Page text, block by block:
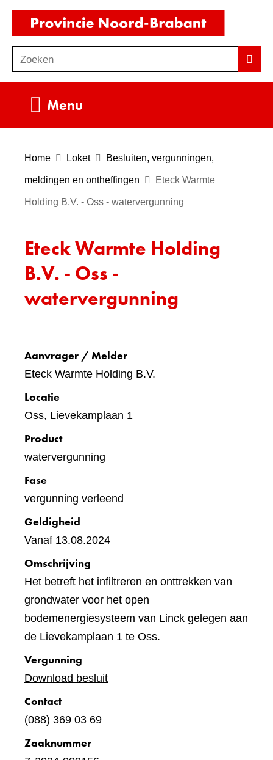
Ga
de
inhoud
o
e
Zoeken
Menu
Home Loket Besluiten, vergunningen,
meldingen en ontheffingen Eteck Warmte
Holding B.V. - Oss - watervergunning
Eteck Warmte Holding
B.V. - Oss -
watervergunning
Aanvrager / Melder
Eteck Warmte Holding B.V.
Locatie
Oss, Lievekamplaan 1
Product
watervergunning
Fase
vergunning verleend
Geldigheid
Vanaf 13.08.2024
Omschrijving
Het betreft het infiltreren en onttrekken van
grondwater voor het open
bodemenergiesysteem van Linck gelegen aan
de Lievekamplaan 1 te Oss.
Vergunning
Download besluit
Contact
(088) 369 03 69
Zaaknummer